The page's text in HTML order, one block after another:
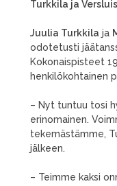
Turkkila ja
Juulia Turkkila ja
odotetusti
Kokonaispisteet
henkilökohtainen
– Nyt tuntuu tosi
erinomainen.
tekemästämme,
jälkeen.
– Teimme kaksi